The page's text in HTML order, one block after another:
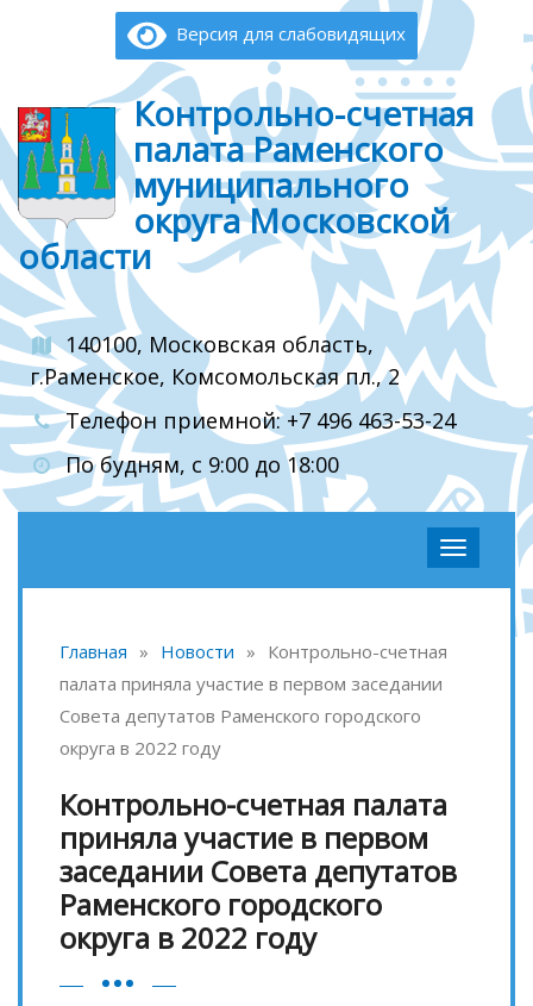
Версия для слабовидящих
Контрольно-счетная
палата Раменского
муниципального
округа Московской
области
140100, Московская область,
г.Раменское, Комсомольская пл., 2
Телефон приемной: +7 496 463-53-24
По будням, с 9:00 до 18:00
Главная » Новости » Контрольно-счетная
палата приняла участие в первом заседании
Совета депутатов Раменского городского
округа в 2022 году
Контрольно-счетная палата
приняла участие в первом
заседании Совета депутатов
Раменского городского
округа в 2022 году